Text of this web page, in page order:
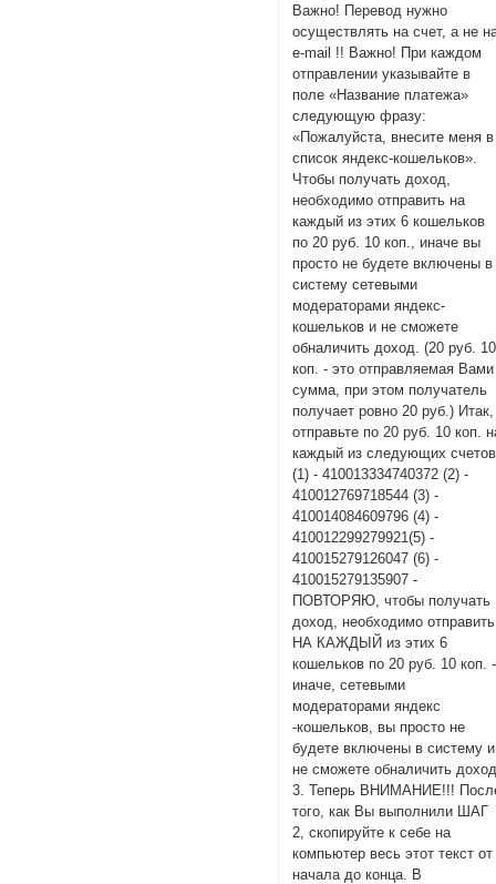
Важно! Перевод нужно
осуществлять на счет, а не
e-mail !! Важно! При каждом
отправлении указывайте в
поле «Название платежа»
следующую фразу:
«Пожалуйста, внесите меня в
список яндекс-кошельков».
Чтобы получать доход,
необходимо отправить на
каждый из этих 6 кошельков
по 20 руб. 10 коп., иначе вы
просто не будете включены в
систему сетевыми
модераторами яндекс-
кошельков и не сможете
обналичить доход. (20 руб. 10
коп. - это отправляемая Вами
сумма, при этом получатель
получает ровно 20 руб.) Итак,
отправьте по 20 руб. 10 коп.
каждый из следующих
(1) - 410013334740372 (2) -
410012769718544 (3) -
410014084609796 (4) -
410012299279921(5) -
410015279126047 (6) -
410015279135907 -
ПОВТОРЯЮ, чтобы получать
доход, необходимо отправить
НА КАЖДЫЙ из этих 6
кошельков по 20 руб. 10 коп. -
иначе, сетевыми
модераторами яндекс
-кошельков, вы просто не
будете включены в систему и
не сможете обналичить
3. Теперь ВНИМАНИЕ!!!
того, как Вы выполнили ШАГ
2, скопируйте к себе на
компьютер весь этот текст от
начала до конца. В